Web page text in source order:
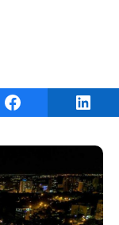
Share on Facebook